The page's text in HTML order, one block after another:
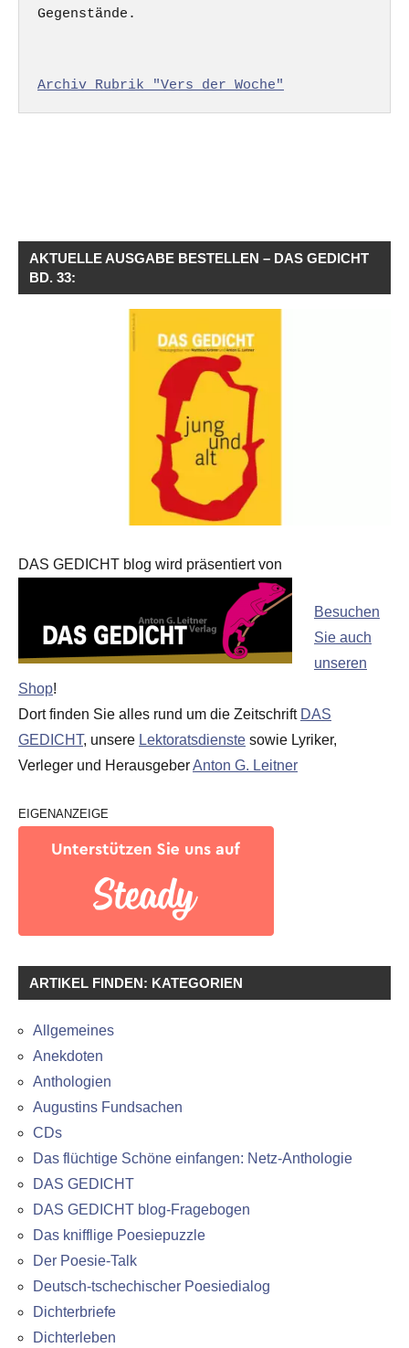
Gegenstände.
Archiv Rubrik "Vers der Woche"
AKTUELLE AUSGABE BESTELLEN – DAS GEDICHT
BD. 33:
DAS GEDICHT blog wird präsentiert von
Besuchen
Sie auch
unseren
Shop!
Dort finden Sie alles rund um die Zeitschrift DAS
GEDICHT, unsere Lektoratsdienste sowie Lyriker,
Verleger und HerausgeberAnton G. Leitner
EIGENANZEIGE
ARTIKEL FINDEN: KATEGORIEN
Allgemeines
Anekdoten
Anthologien
Augustins Fundsachen
CDs
Das flüchtige Schöne einfangen: Netz-Anthologie
DAS GEDICHT
DAS GEDICHT blog-Fragebogen
Das knifflige Poesiepuzzle
Der Poesie-Talk
Deutsch-tschechischer Poesiedialog
Dichterbriefe
Dichterleben